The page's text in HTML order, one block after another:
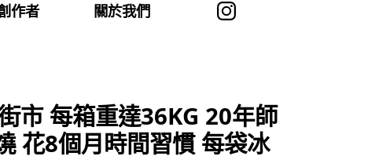
作者 關於我們
市 每箱重達36KG 20年師
花8個月時間習慣 每袋冰